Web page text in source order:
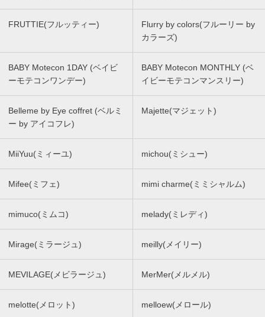
FRUTTIE(フルッティー)
Flurry by colors(フルーリー by
カラーズ)
BABY Motecon 1DAY (ベイビ
ーモテコンワンデー)
BABY Motecon MONTHLY (ベ
イビーモテコンマンスリー)
Belleme by Eye coffret (ベルミ
ー by アイコフレ)
Majette(マジェット)
MiiYuu(ミィーユ) michou(ミシュー)
Mifee(ミフェ) mimi charme(ミミシャルム)
mimuco(ミムコ) melady(ミレディ)
Mirage(ミラージュ) meilly(メイリー)
MEVILAGE(メビラージュ) MerMer(メルメル)
melotte(メロット) melloew(メロール)